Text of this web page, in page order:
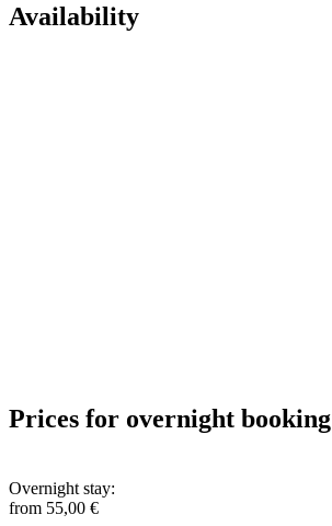
Availability
Prices for overnight booking
Overnight stay:
from 55,00 €